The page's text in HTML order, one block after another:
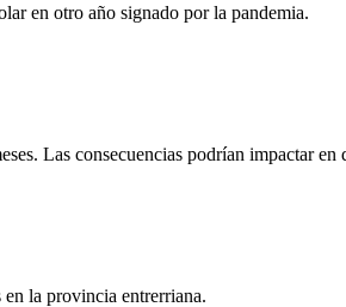
en otro año signado por la pandemia.
Las consecuencias podrían impactar en
la provincia entrerriana.